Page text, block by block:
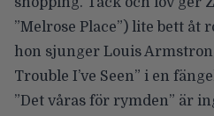
”Melrose Place”) lite bett åt
hon sjunger Louis
Trouble I’ve Seen” i en
”Det våras för rymden” är